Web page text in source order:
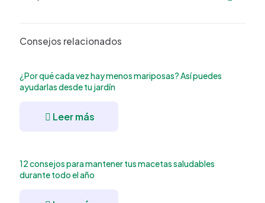
Consejos relacionados
¿Por qué cada vez hay menos mariposas? Así puedes
ayudarlas desde tu jardín
Leer más
12 consejos para mantener tus macetas saludables
durante todo el año